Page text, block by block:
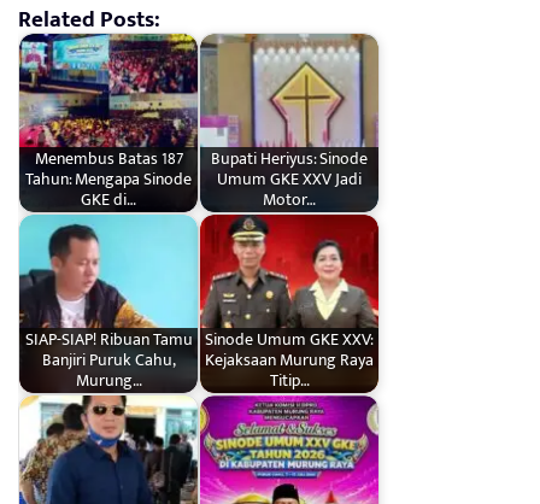
Related Posts:
Menembus Batas 187
Tahun: Mengapa Sinode
GKE di…
Bupati Heriyus: Sinode
Umum GKE XXV Jadi
Motor…
SIAP-SIAP! Ribuan Tamu
Banjiri Puruk Cahu,
Murung…
Sinode Umum GKE XXV:
Kejaksaan Murung Raya
Titip…